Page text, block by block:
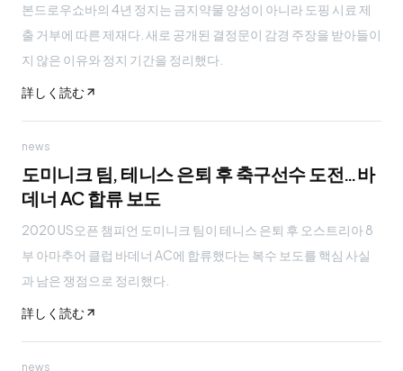
본드로우쇼바의 4년 정지는 금지약물 양성이 아니라 도핑 시료 제
출 거부에 따른 제재다. 새로 공개된 결정문이 감경 주장을 받아들이
지 않은 이유와 정지 기간을 정리했다.
詳しく読む
news
도미니크 팀, 테니스 은퇴 후 축구선수 도전…바
데너 AC 합류 보도
2020 US오픈 챔피언 도미니크 팀이 테니스 은퇴 후 오스트리아 8
부 아마추어 클럽 바데너 AC에 합류했다는 복수 보도를 핵심 사실
과 남은 쟁점으로 정리했다.
詳しく読む
news